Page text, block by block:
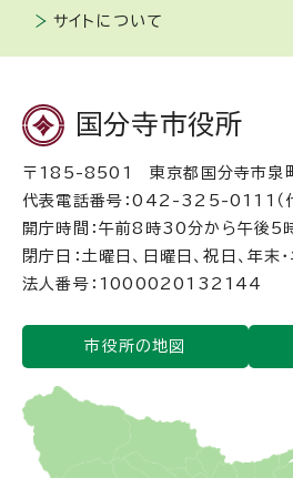
サイトについて
国分寺市役所
〒185-8501 東京都国分寺市泉
代表電話番号：042-325-0111（代
開庁時間：午前8時30分から午後5
閉庁日：土曜日、日曜日、祝日、年末
法人番号：1000020132144
市役所の地図